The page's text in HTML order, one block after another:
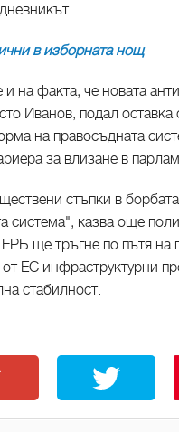
в изборната нощ
на факта, че новата
Иванов, подал оставка
на правосъдната
за влизане в
стъпки в
система", казва още
ще тръгне по пътя на
ЕС инфраструктурни
стабилност.